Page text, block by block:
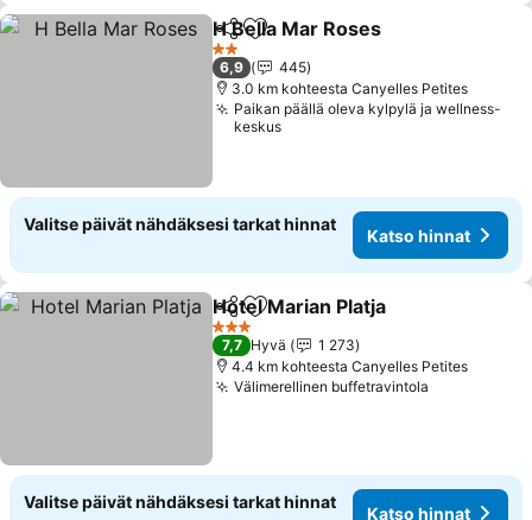
Jaa Lisää suosikkeihin
H Bella Mar Roses
2 Tähtiluokitus
6,9
445
3.0 km kohteesta Canyelles Petites
Paikan päällä oleva kylpylä ja wellness-
keskus
Valitse päivät nähdäksesi tarkat hinnat
Katso hinnat
Jaa Lisää suosikkeihin
Hotel Marian Platja
3 Tähtiluokitus
7,7 Hyvä
1 273
4.4 km kohteesta Canyelles Petites
Välimerellinen buffetravintola
Valitse päivät nähdäksesi tarkat hinnat
Katso hinnat